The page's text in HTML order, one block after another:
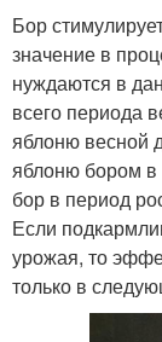
Бор
значение в
нуждаются в
всего периода
яблоню весной
яблоню бором в
бор в период
Если
урожая, то
только в